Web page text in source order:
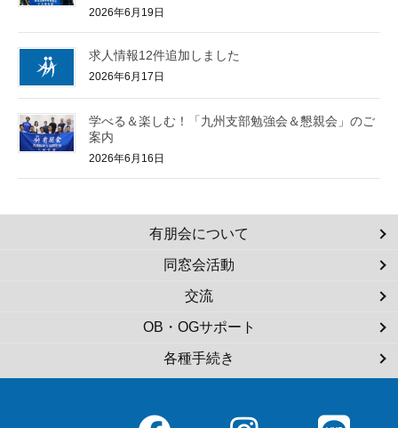
2026年6月19日
求人情報12件追加しました
2026年6月17日
学べる＆楽しむ！「九州支部勉強会＆懇親会」のご
案内
2026年6月16日
有朋会について
同窓会活動
交流
OB・OGサポート
各種手続き